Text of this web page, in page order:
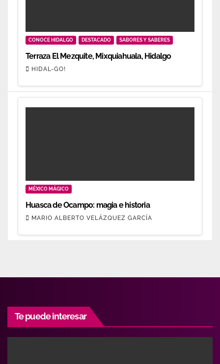
CONOCE HIDALGO DESTACADO SABORES Y SABERES
Terraza El Mezquite, Mixquiahuala, Hidalgo
HIDAL-GO!
MÉXICO MÁGICO
Huasca de Ocampo: magia e historia
MARIO ALBERTO VELÁZQUEZ GARCÍA
Te puede interesar